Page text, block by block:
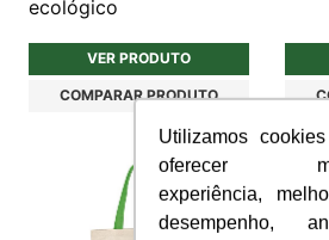
Utilizamos
oferecer
experiência,
desempenho,
ecológico
VER PRODUTO
COMPARAR PRODUTO